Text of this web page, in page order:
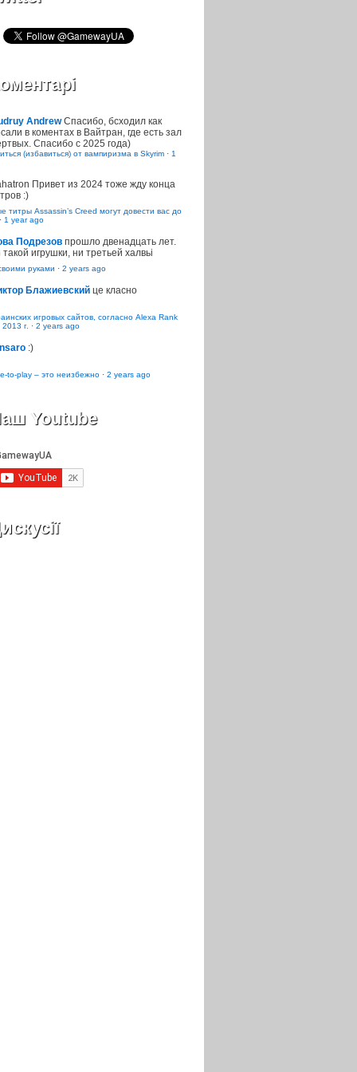
Andrew Спасибо, бсходил как
в коментах в Вайтран, где есть зал
Спасибо с 2025 года)
(избавиться) от вампиризма в Skyrim · 1
Привет из 2024 тоже жду конца
:)
титры Assassin’s Creed могут довести вас до
· 1 year ago
Подрезов прошло двенадцать лет.
такой игрушки, ни третьей халвьі
руками · 2 years ago
Блажиевский це класно
игровых сайтов, согласно Alexa Rank
г. · 2 years ago
:)
to-play – это неизбежно · 2 years ago
Youtube